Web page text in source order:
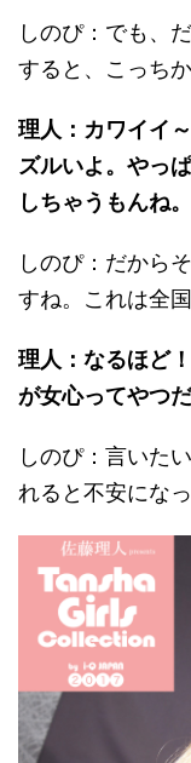
しのぴ：でも、
すると、こっち
理人：カワイイ
ズルいよ。やっ
しちゃうもんね。
しのぴ：だから
すね。これは全
理人：なるほど
が女心ってやつだ
しのぴ：言いた
れると不安にな